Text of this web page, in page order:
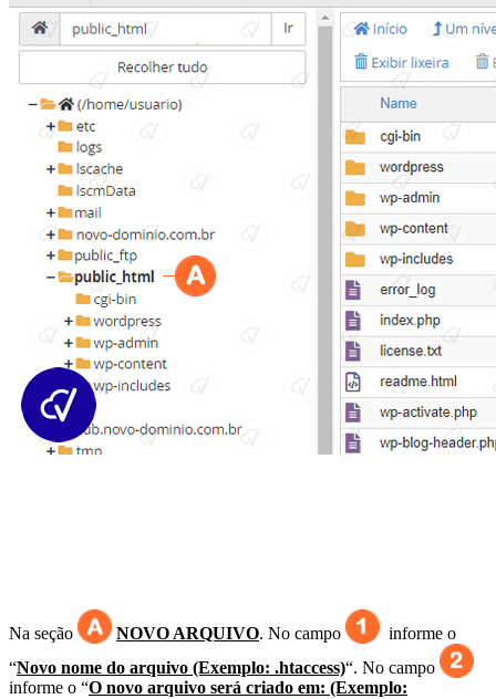
Na seção NOVO ARQUIVO. No campo
informe o
“Novo nome do arquivo (Exemplo: .htaccess)“. No campo
informe o “O novo arquivo será criado em: (Exemplo: